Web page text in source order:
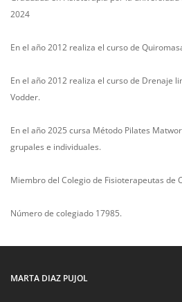
2024
En el año 2012 realiza el curso de
En el año 2012 realiza el curso de Drenaje
Vodder.
En el año 2025 cursa Método Pilates
grupales e individuales.
Miembro del Colegio de Fisioterapeutas de
Número de colegiado 17985.
MARTA DIAZ PUJOL